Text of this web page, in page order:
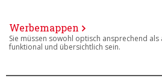
Werbemappen
Sie müssen sowohl optisch ansprechend als
funktional und übersichtlich sein.